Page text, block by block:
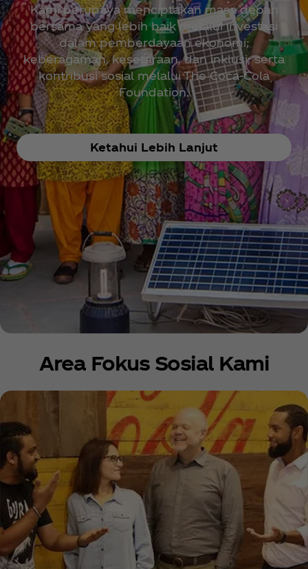
Kami berupaya menciptakan masa depan
bersama yang lebih baik melalui investasi
dalam pemberdayaan ekonomi;
keberagaman, kesetaraan, dan inklusi; serta
kontribusi sosial melalui The Coca‑Cola
Foundation.
Ketahui Lebih Lanjut
Area Fokus Sosial Kami